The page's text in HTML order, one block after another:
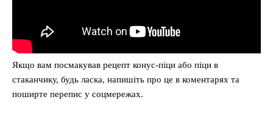
Якщо вам посмакував рецепт конус-піци або піци в
стаканчику, будь ласка, напишіть про це в коментарях та
поширте перепис у соцмережах.